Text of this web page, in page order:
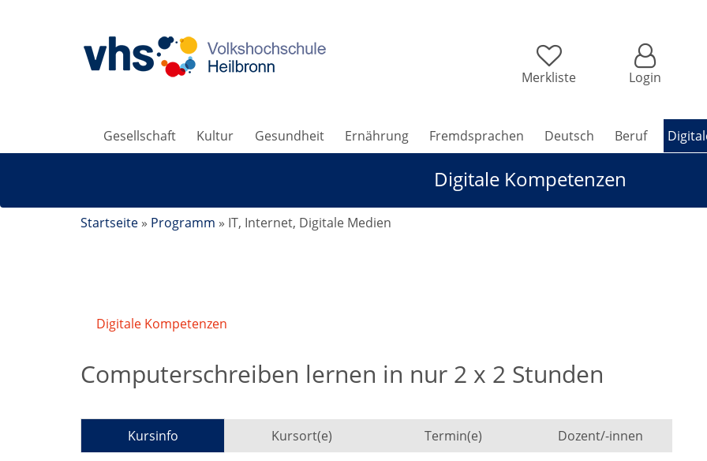
Merkliste Login
Gesellschaft Kultur Gesundheit Ernährung Fremdsprachen Deutsch Beruf
Digitale Kompetenzen
Startseite » Programm » IT, Internet, Digitale Medien
Digitale Kompetenzen
Computerschreiben lernen in nur 2 x 2 Stunden
Kursinfo Kursort(e) Termin(e) Dozent/-innen